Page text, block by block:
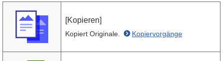
[Kopieren]
Kopiert Originale. Kopiervorgänge